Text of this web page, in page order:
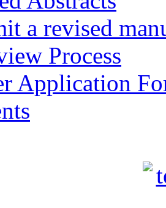
a revised
Process
Application